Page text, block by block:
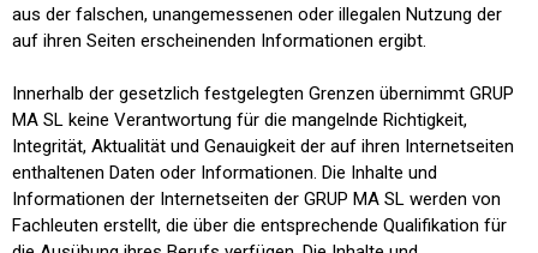
aus der falschen, unangemessenen oder illegalen Nutzung der
auf ihren Seiten erscheinenden Informationen ergibt.
Innerhalb der gesetzlich festgelegten Grenzen übernimmt GRUP
MA SL keine Verantwortung für die mangelnde Richtigkeit,
Integrität, Aktualität und Genauigkeit der auf ihren Internetseiten
enthaltenen Daten oder Informationen. Die Inhalte und
Informationen der Internetseiten der GRUP MA SL werden von
Fachleuten erstellt, die über die entsprechende Qualifikation für